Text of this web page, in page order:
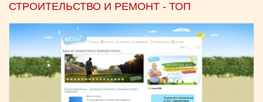
СТРОИТЕЛЬСТВО И РЕМОНТ - ТОП